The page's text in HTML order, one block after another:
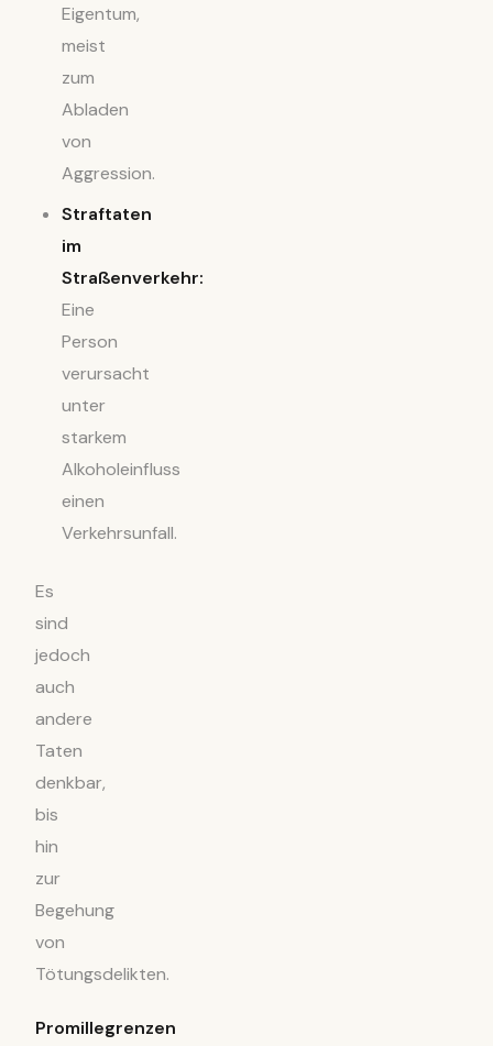
Eigentum,
meist
zum
Abladen
von
Aggression.
Straftaten
im
Straßenverkehr:
Eine
Person
verursacht
unter
starkem
Alkoholeinfluss
einen
Verkehrsunfall.
Es
sind
jedoch
auch
andere
Taten
denkbar,
bis
hin
zur
Begehung
von
Tötungsdelikten.
Promillegrenzen